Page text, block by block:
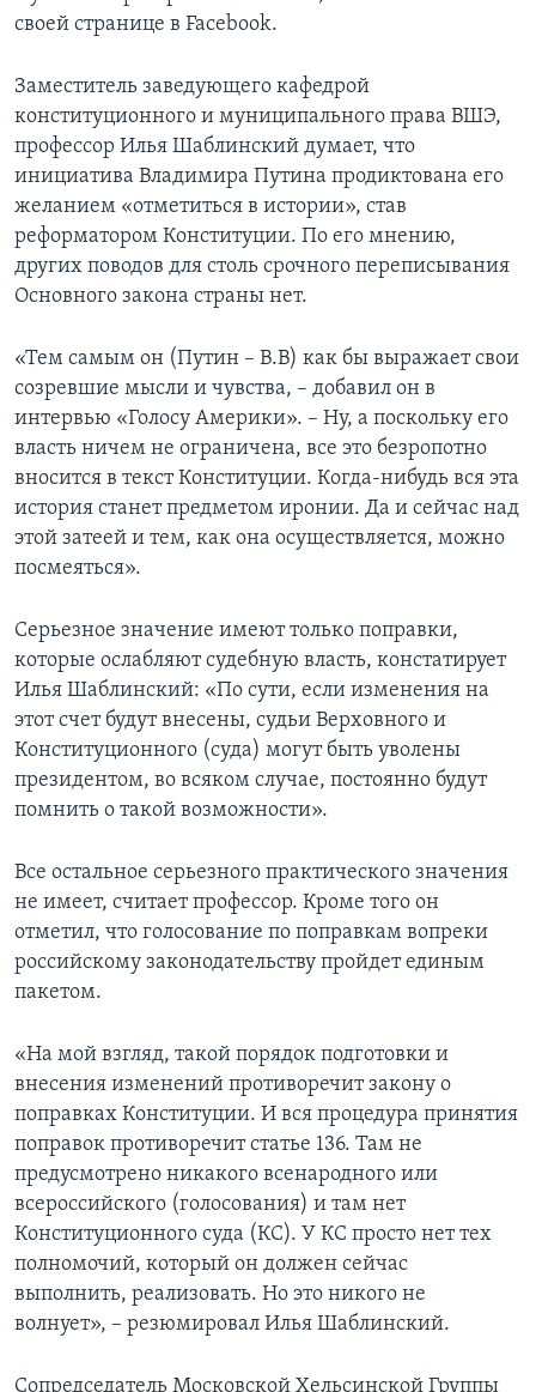
своей странице в Facebook.
Заместитель заведующего кафедрой
конституционного и муниципального права ВШЭ,
профессор Илья Шаблинский думает, что
инициатива Владимира Путина продиктована его
желанием «отметиться в истории», став
реформатором Конституции. По его мнению,
других поводов для столь срочного переписывания
Основного закона страны нет.
«Тем самым он (Путин – В.В) как бы выражает свои
созревшие мысли и чувства, – добавил он в
интервью «Голосу Америки». – Ну, а поскольку его
власть ничем не ограничена, все это безропотно
вносится в текст Конституции. Когда-нибудь вся эта
история станет предметом иронии. Да и сейчас над
этой затеей и тем, как она осуществляется, можно
посмеяться».
Серьезное значение имеют только поправки,
которые ослабляют судебную власть, констатирует
Илья Шаблинский: «По сути, если изменения на
этот счет будут внесены, судьи Верховного и
Конституционного (суда) могут быть уволены
президентом, во всяком случае, постоянно будут
помнить о такой возможности».
Все остальное серьезного практического значения
не имеет, считает профессор. Кроме того он
отметил, что голосование по поправкам вопреки
российскому законодательству пройдет единым
пакетом.
«На мой взгляд, такой порядок подготовки и
внесения изменений противоречит закону о
поправках Конституции. И вся процедура принятия
поправок противоречит статье 136. Там не
предусмотрено никакого всенародного или
всероссийского (голосования) и там нет
Конституционного суда (КС). У КС просто нет тех
полномочий, который он должен сейчас
выполнить, реализовать. Но это никого не
волнует», – резюмировал Илья Шаблинский.
Сопредседатель Московской Хельсинской Группы